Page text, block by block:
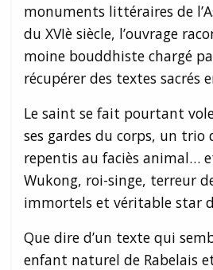
monuments littéraires de
du XVIè siècle, l’ouvrage
moine bouddhiste chargé
récupérer des textes sacrés
Le saint se fait pourtant
ses gardes du corps, un trio
repentis au faciès animal…
Wukong, roi-singe, terreur
immortels et véritable star
Que dire d’un texte qui
enfant naturel de Rabelais